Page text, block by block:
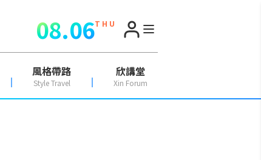
08.06T H U
風格帶路
Style Travel
欣講堂
Xin Forum